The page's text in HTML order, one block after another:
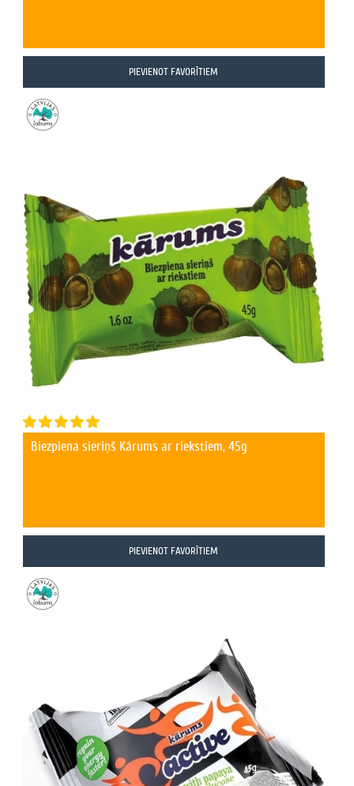
PIEVIENOT FAVORĪTIEM
Biezpiena sieriņš Kārums ar riekstiem, 45g
PIEVIENOT FAVORĪTIEM